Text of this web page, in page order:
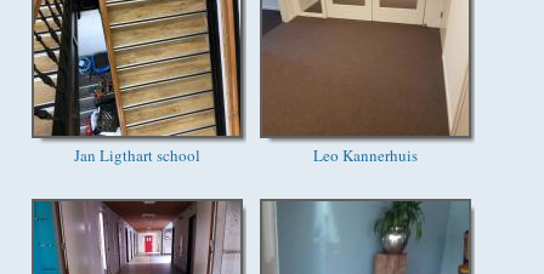
Jan Ligthart school Leo Kannerhuis